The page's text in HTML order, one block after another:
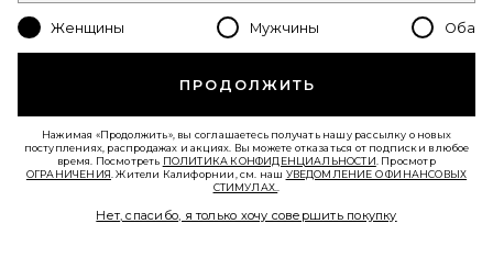
КУРТКА БОМБЕР KENNY
LIONESS
$129
Favorite ПЛАТЬЕ MILA
Женщины Мужчины Оба
ПРОДОЛЖИТЬ
Нажимая «Продолжить», вы соглашаетесь получать нашу рассылку о новых
поступлениях, распродажах и акциях. Вы можете отказаться от подписки в любое
время. Посмотреть ПОЛИТИКА КОНФИДЕНЦИАЛЬНОСТИ . Просмотр
ОГРАНИЧЕНИЯ . Жители Калифорнии, см. наш УВЕДОМЛЕНИЕ О ФИНАНСОВЫХ
СТИМУЛАХ.
Нет, спасибо, я только хочу совершить покупку